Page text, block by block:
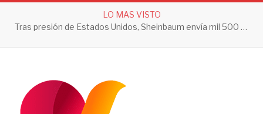
LO MAS VISTO
Tras presión de Estados Unidos, Sheinbaum envía mil 500 soldados a Michoacán